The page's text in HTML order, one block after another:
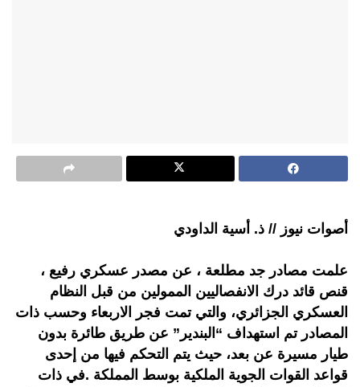
أصوات نيوز // ذ. أسية الداودي
علمت مصادر جد مطلعة ، عن مصدر عسكري رفيع ،
قنص قائد درك الانفصاليين الممولين من قبل النظام
العسكري الجزائري، والتي تمت فجر الاربعاء وحسب ذات
المصادر تم استهداف “البندير” عن طريق طائرة بدون
طيار مسيرة عن بعد، حيث يتم التحكم فيها من إحدى
قواعد القوات الجوية الملكية بوسط المملكة .في ذات